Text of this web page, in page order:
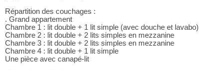
Répartition des couchages :
. Grand appartement
Chambre 1 : lit double + 1 lit simple (avec douche et lavabo)
Chambre 2 : lit double + 2 lits simples en mezzanine
Chambre 3 : lit double + 2 lits simples en mezzanine
Chambre 4 : lit double + 1 lit simple
Une pièce avec canapé-lit